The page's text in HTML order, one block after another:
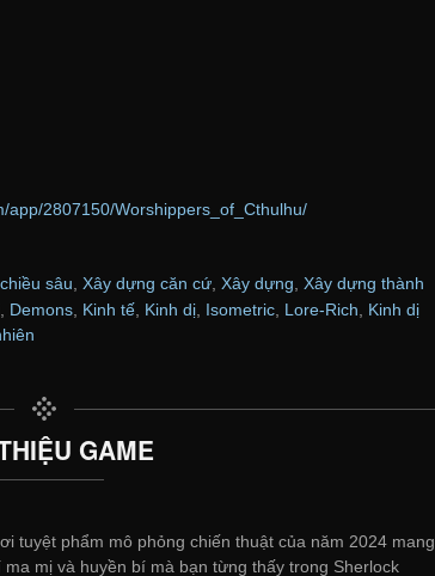
app/2807150/Worshippers_of_Cthulhu/
sâu, Xây dựng căn cứ, Xây dựng, Xây dựng thành
Demons Kinh tế Kinh dị Isometric Lore-Rich
Kinh dị
GAME
tuyệt phẩm mô phỏng chiến thuật của năm 2024 mang
mị và huyền bí mà bạn từng thấy trong Sherlock